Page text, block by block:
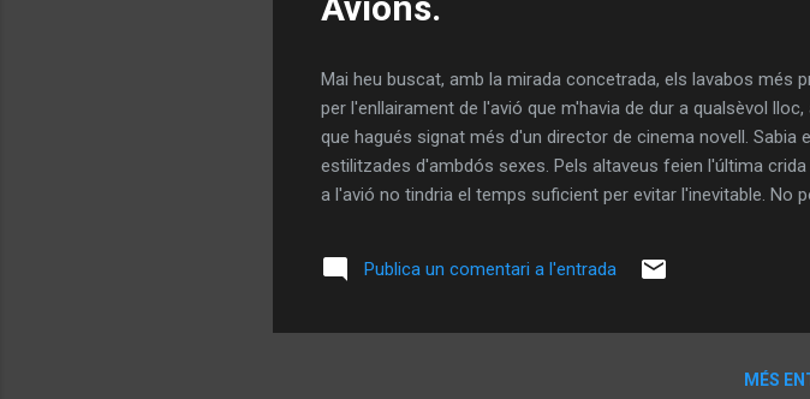
Mai heu buscat, amb la mirada concetrada, els lavabos més
per l'enllairament de l'avió que m'havia de dur a qualsèvol
que hagués signat més d'un director de cinema novell.
estilitzades d'ambdós sexes. Pels altaveus feien l'última
a l'avió no tindria el temps suficient per evitar l'inevitable. No
el pitjor era que ho feia massa depressa. Semblava la fi de
joves palestins han resultat...".
Publica un comentari a l'entrada
MÉS